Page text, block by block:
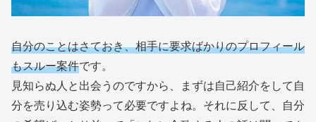
自分のことはさておき、相手に要求ばかりのプロフィール
もスルー案件です。
見知らぬ人と出会うのですから、まずは自己紹介をして自
分を売り込む姿勢って必要ですよね。それに反して、自分